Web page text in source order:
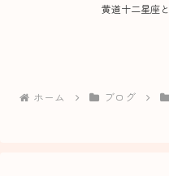
黄道十二星座
ホーム ブログ